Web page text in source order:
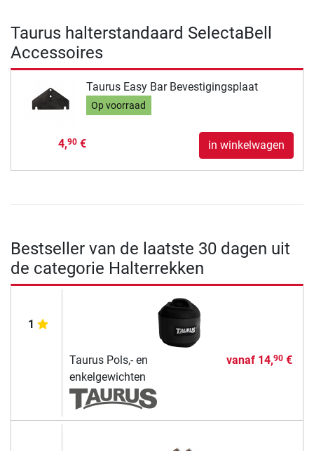
Taurus halterstandaard SelectaBell
Accessoires
Taurus Easy Bar Bevestigingsplaat
Op voorraad
4,90€ in winkelwagen
Bestseller van de laatste 30 dagen uit
de categorie Halterrekken
1
Taurus Pols,- en
enkelgewichten
vanaf 14,90€